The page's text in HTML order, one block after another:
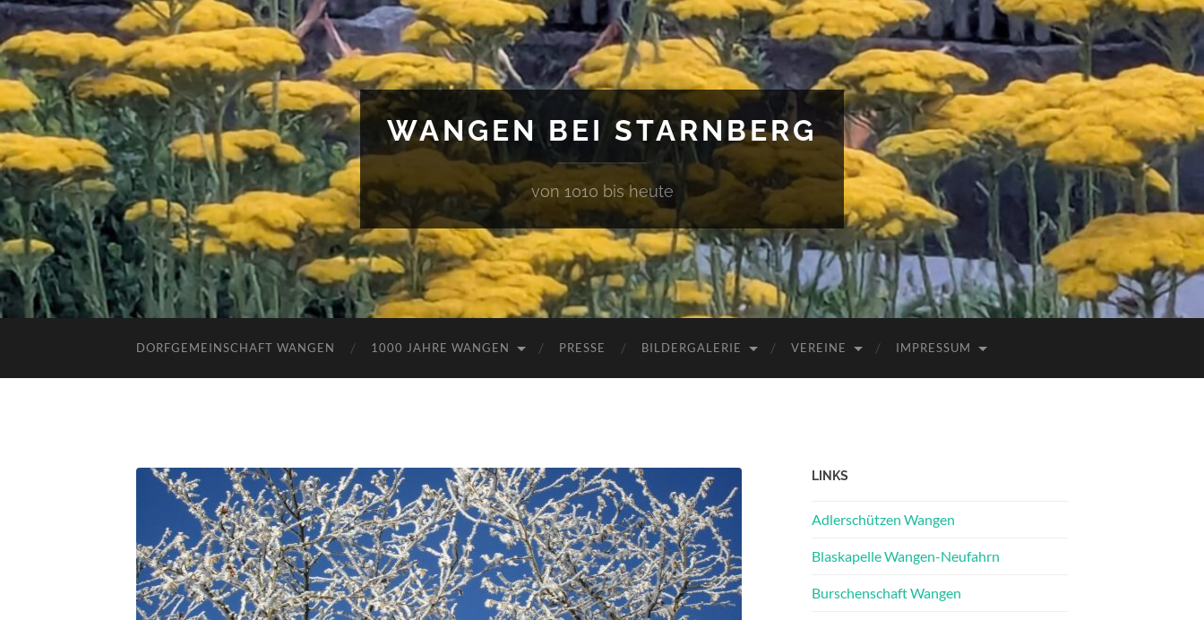
WANGEN BEI STARNBERG
von 1010 bis heute
DORFGEMEINSCHAFT WANGEN 1000 JAHRE WANGEN PRESSE BILDERGALERIE VEREINE IMPRESSUM
LINKS
Adlerschützen Wangen
Blaskapelle Wangen-Neufahrn
Burschenschaft Wangen